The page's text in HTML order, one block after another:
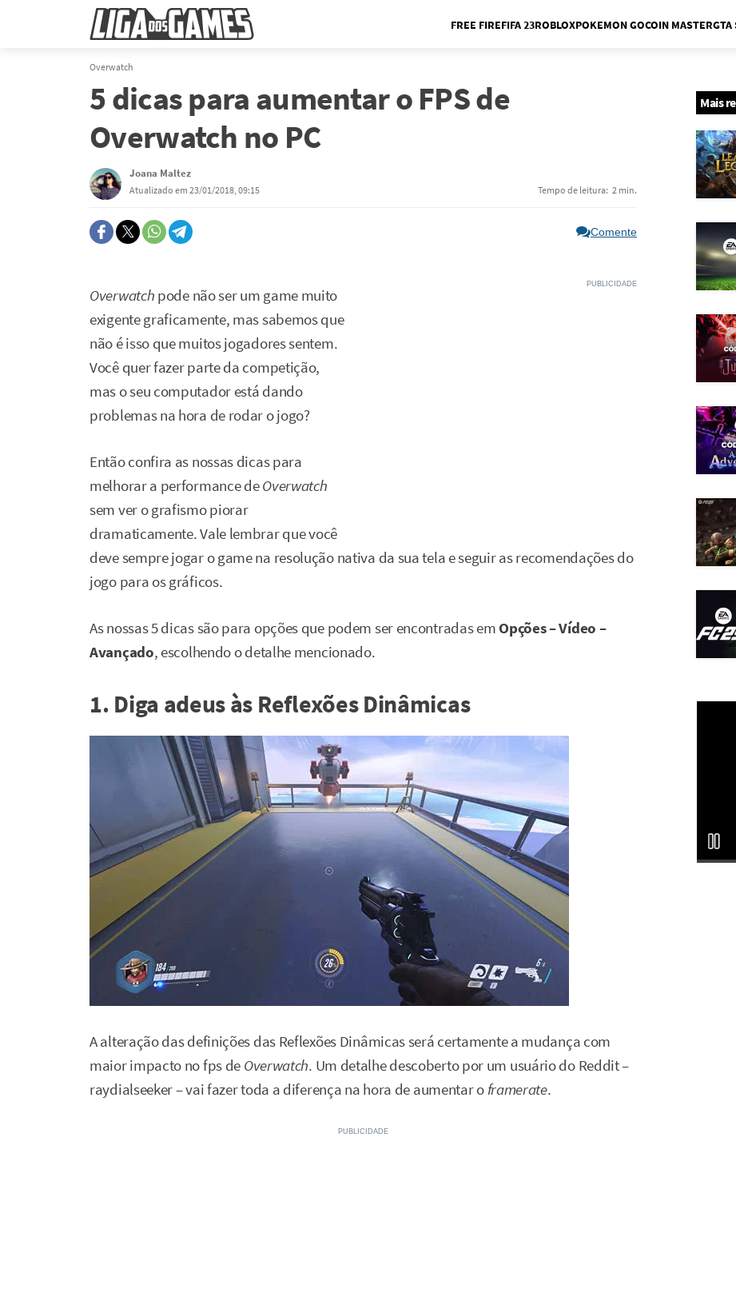
Menu
FREE FIREFIFA 23ROBLOXPOKEMON GOCOIN MASTERGTA
Overwatch
5 dicas para aumentar o FPS de
Overwatch no PC
Joana Maltez
Atualizado em 23/01/2018, 09:15 Tempo de leitura: 2 min.
Comente
Overwatch pode não ser um game muito
exigente graficamente, mas sabemos que
não é isso que muitos jogadores sentem.
Você quer fazer parte da competição,
mas o seu computador está dando
problemas na hora de rodar o jogo?
Então confira as nossas dicas para
melhorar a performance deOverwatch
sem ver o grafismo piorar
dramaticamente. Vale lembrar que você
deve sempre jogar o game na resolução nativa da sua tela e seguir as recomendações do
jogo para os gráficos.
As nossas 5 dicas são para opções que podem ser encontradas em Opções – Vídeo –
Avançado, escolhendo o detalhe mencionado.
1. Diga adeus às Reflexões Dinâmicas
A alteração das definições das Reflexões Dinâmicas será certamente a mudança com
maior impacto no fps de Overwatch. Um detalhe descoberto por um usuário do Reddit –
raydialseeker – vai fazer toda a diferença na hora de aumentar o framerate.
Mais